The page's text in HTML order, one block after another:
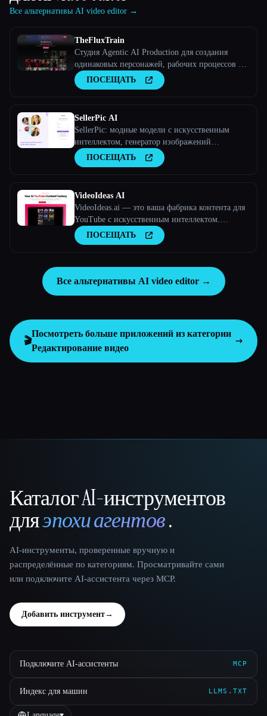
Все альтернативы AI video editor →
TheFluxTrain
Студия Agentic AI Production для создания
одинаковых персонажей, рабочих процессов и
видеоПОСЕЩАТЬ
SellerPic AI
SellerPic: модные модели с искусственным
интеллектом, генератор изображений
продуктов и видео
ПОСЕЩАТЬ
VideoIdeas AI
VideoIdeas.ai — это ваша фабрика контента для
YouTube с искусственным интеллектом.
Создавайте полезные для вирусов сценарии,
свежие идеи для видео и интересный контент за
ПОСЕЩАТЬ
Все альтернативы AI video editor →
🎬
Посмотреть больше приложений из категории
Редактирование видео
That AI Collection
Каталог AI-инструментов
дляэпохи агентов.
AI-инструменты, проверенные вручную и
распределённые по категориям. Просматривайте сами
или подключите AI-ассистента через MCP.
Добавить инструмент→
Подключите AI-ассистенты MCP
Индекс для машин LLMS.TXT